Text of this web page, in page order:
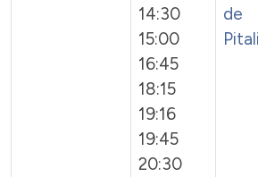
14:30
15:00
16:45
18:15
19:16
19:45
20:30
de